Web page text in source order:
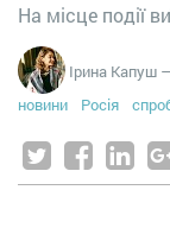
На місце події
Ірина Капуш
новини
Росія